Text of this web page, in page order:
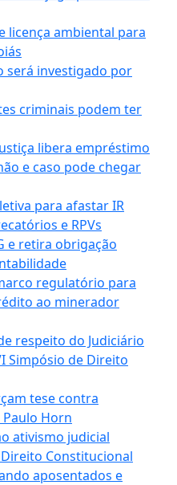
licença ambiental para
será investigado por
criminais podem ter
libera empréstimo
e caso pode chegar
para afastar IR
e RPVs
e retira obrigação
regulatório para
ao minerador
respeito do Judiciário
Simpósio de Direito
tese contra
Horn
ativismo judicial
Constitucional
aposentados e